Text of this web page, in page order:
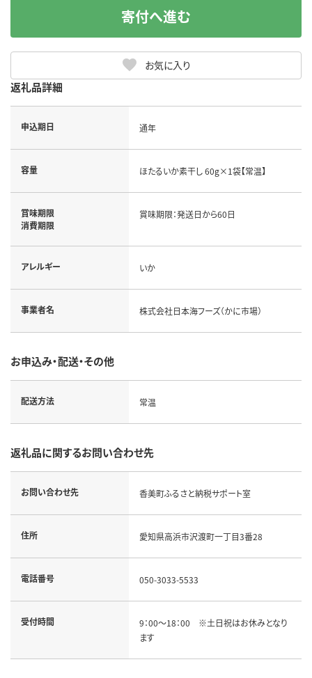
お気に入り
寄付へ進む
返礼品詳細
申込期日 通年
容量 ほたるいか素干し 60g×1袋【常温】
賞味期限
消費期限
賞味期限：発送日から60日
アレルギー いか
事業者名 株式会社日本海フーズ（かに市場）
お申込み・配送・その他
配送方法 常温
返礼品に関するお問い合わせ先
お問い合わせ先 香美町ふるさと納税サポート室
住所 愛知県高浜市沢渡町一丁目3番28
電話番号 050-3033-5533
受付時間
9：00～18：00 ※土日祝はお休みとなり
ます